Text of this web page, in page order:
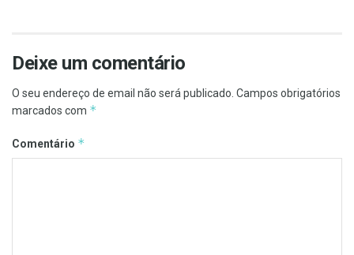
Deixe um comentário
O seu endereço de email não será publicado. Campos obrigatórios
marcados com *
Comentário *